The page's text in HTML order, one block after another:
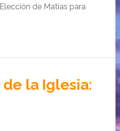
de Matías para
la Iglesia: